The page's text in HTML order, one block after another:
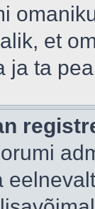
et
ja ta